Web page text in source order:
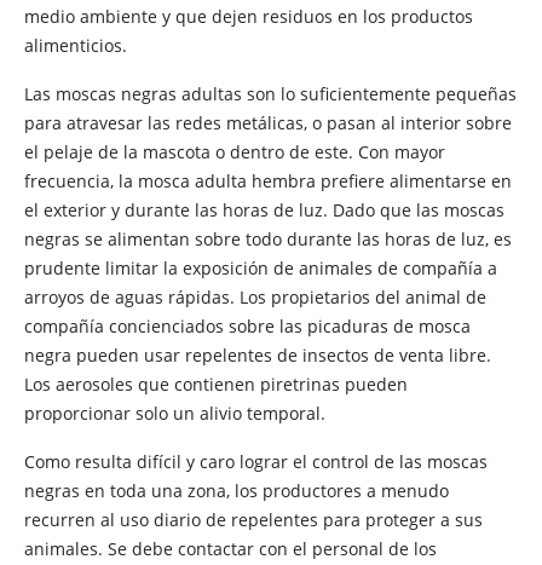
medio ambiente y que dejen residuos en los productos
alimenticios.
Las moscas negras adultas son lo suficientemente pequeñas
para atravesar las redes metálicas, o pasan al interior sobre
el pelaje de la mascota o dentro de este. Con mayor
frecuencia, la mosca adulta hembra prefiere alimentarse en
el exterior y durante las horas de luz. Dado que las moscas
negras se alimentan sobre todo durante las horas de luz, es
prudente limitar la exposición de animales de compañía a
arroyos de aguas rápidas. Los propietarios del animal de
compañía concienciados sobre las picaduras de mosca
negra pueden usar repelentes de insectos de venta libre.
Los aerosoles que contienen piretrinas pueden
proporcionar solo un alivio temporal.
Como resulta difícil y caro lograr el control de las moscas
negras en toda una zona, los productores a menudo
recurren al uso diario de repelentes para proteger a sus
animales. Se debe contactar con el personal de los